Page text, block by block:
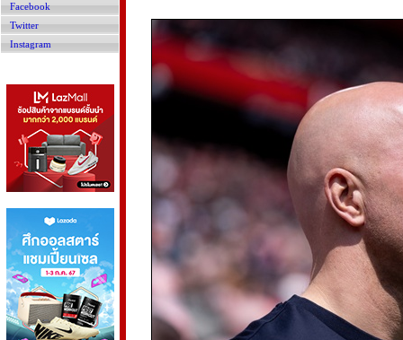
Facebook
Twitter
Instagram